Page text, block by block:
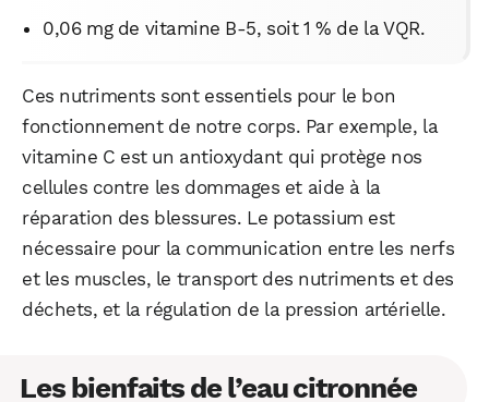
0,06 mg de vitamine B-5, soit 1 % de la VQR.
Ces nutriments sont essentiels pour le bon
fonctionnement de notre corps. Par exemple, la
vitamine C est un antioxydant qui protège nos
cellules contre les dommages et aide à la
réparation des blessures. Le potassium est
nécessaire pour la communication entre les nerfs
et les muscles, le transport des nutriments et des
déchets, et la régulation de la pression artérielle.
Les bienfaits de l’eau citronnée